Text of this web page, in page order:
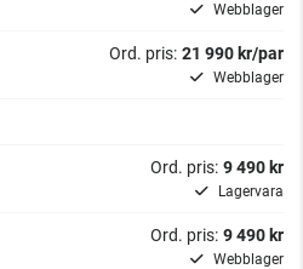
Webblager
Webblager
Ord. pris: 21 990 kr/par
Lagervara
Ord. pris: 9 490 kr
Webblager
Ord. pris: 9 490 kr